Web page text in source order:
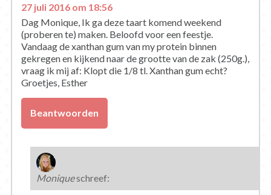
27 juli 2016 om 18:56
Dag Monique, Ik ga deze taart komend weekend
(proberen te) maken. Beloofd voor een feestje.
Vandaag de xanthan gum van my protein binnen
gekregen en kijkend naar de grootte van de zak (250g.),
vraag ik mij af: Klopt die 1/8 tl. Xanthan gum echt?
Groetjes, Esther
Beantwoorden
Moniqueschreef: